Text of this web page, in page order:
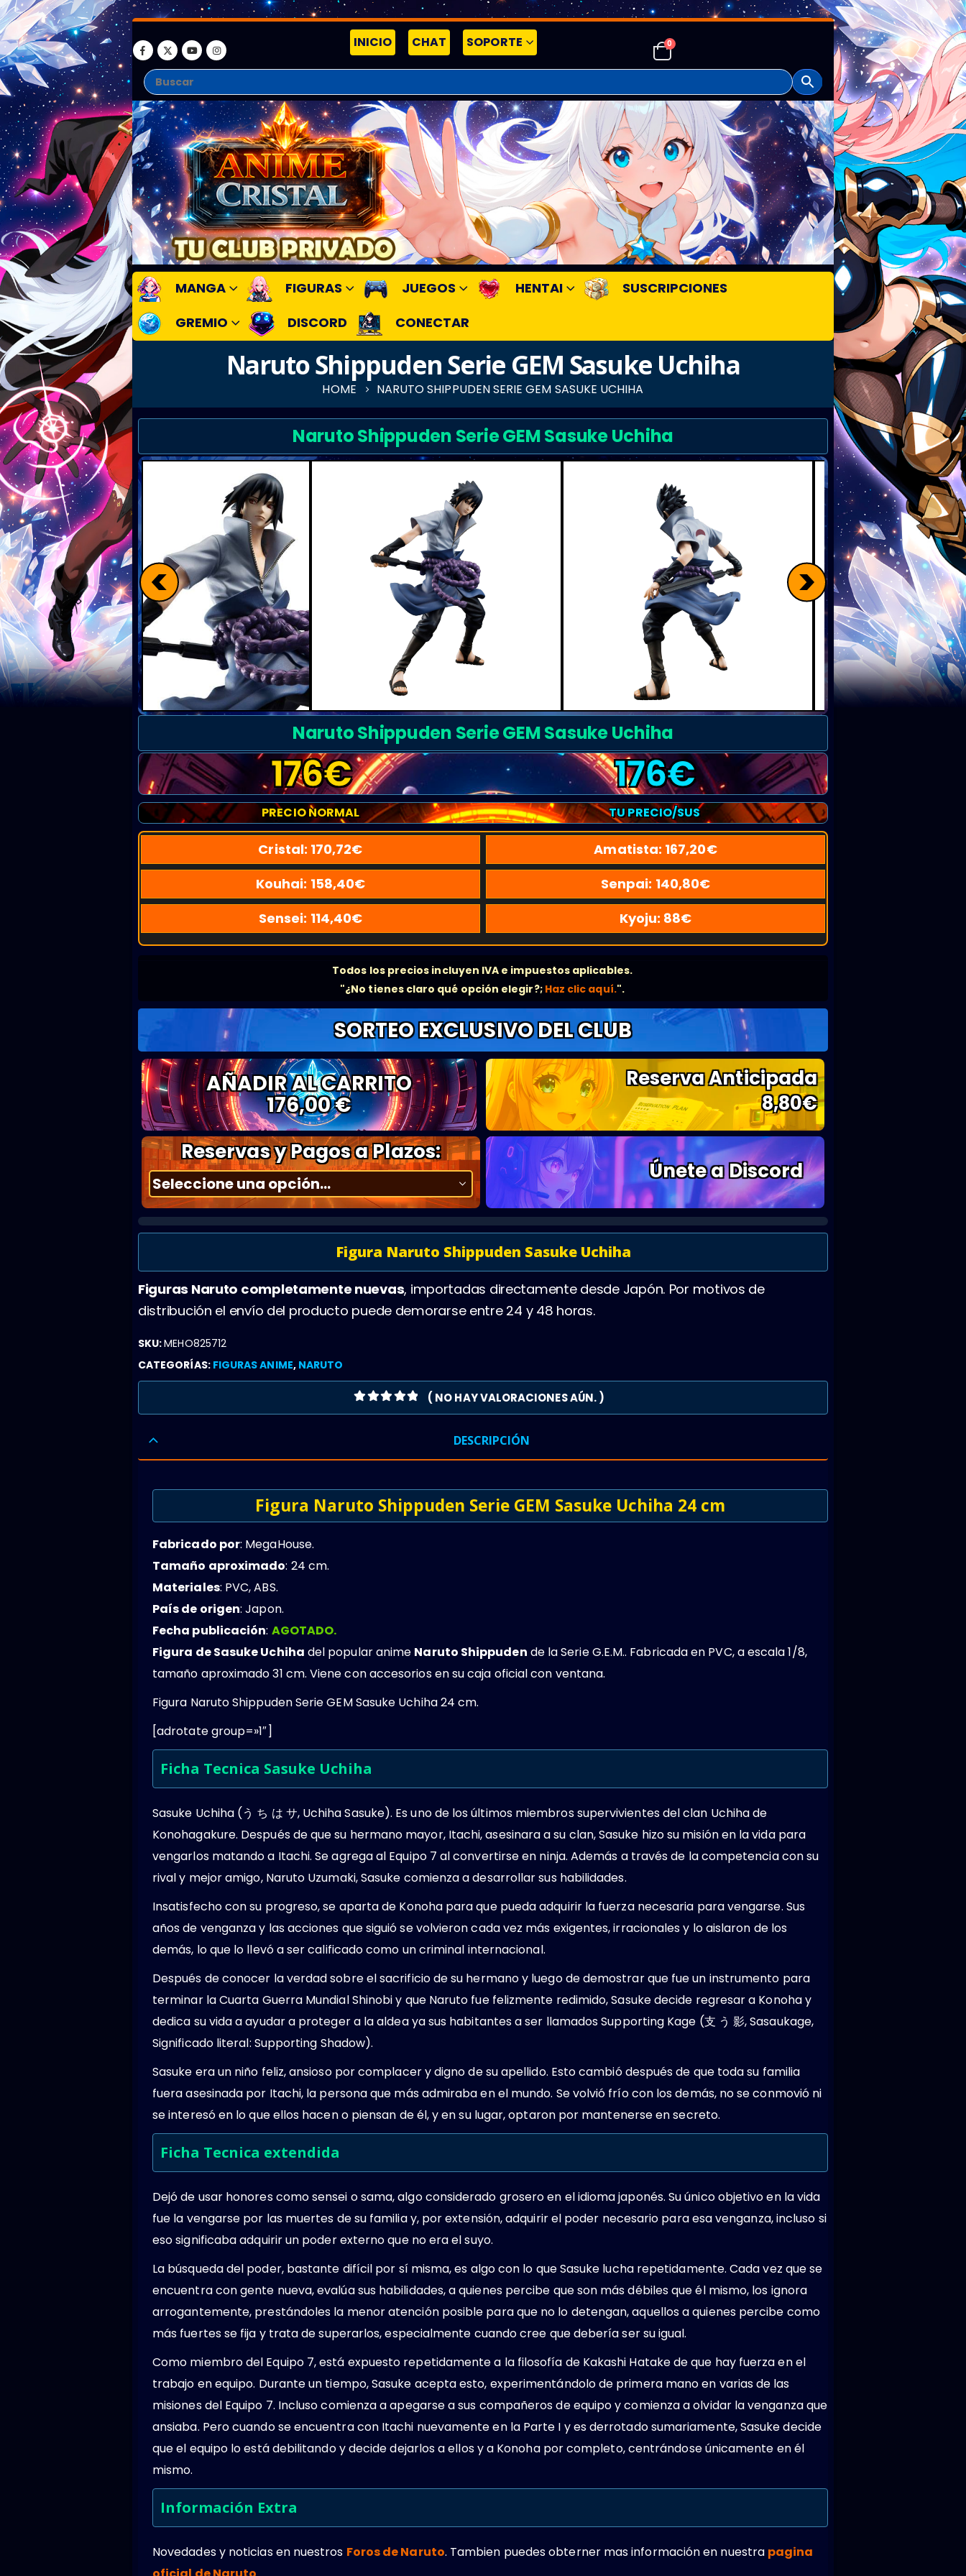
INICIO CHAT SOPORTE 0
MANGA FIGURAS JUEGOS HENTAI
SUSCRIPCIONES
GREMIO
DISCORD CONECTAR
Naruto Shippuden Serie GEM Sasuke Uchiha
HOME NARUTO SHIPPUDEN SERIE GEM SASUKE UCHIHA
Naruto Shippuden Serie GEM Sasuke Uchiha
< >
Naruto Shippuden Serie GEM Sasuke Uchiha
176€ 176€
PRECIO NORMAL TU PRECIO/SUS
Cristal: 170,72€ Amatista: 167,20€
Kouhai: 158,40€ Senpai: 140,80€
Sensei: 114,40€ Kyoju: 88€
Todos los precios incluyen IVA e impuestos aplicables.
"¿No tienes claro qué opción elegir?; Haz clic aquí.".
SORTEO EXCLUSIVO DEL CLUB
AÑADIR AL CARRITO
176,00 €
Reserva Anticipada
8,80€
Reservas y Pagos a Plazos:
Únete a Discord
Figura Naruto Shippuden Sasuke Uchiha
Figuras Naruto completamente nuevas, importadas directamente desde Japón. Por motivos de
distribución el envío del producto puede demorarse entre 24 y 48 horas.
SKU:MEHO825712
CATEGORÍAS: FIGURAS ANIME, NARUTO
0OUT OF 5
( NO HAY VALORACIONES AÚN. )
DESCRIPCIÓN
Figura Naruto Shippuden Serie GEM Sasuke Uchiha 24 cm
Fabricado por: MegaHouse.
Tamaño aproximado: 24 cm.
Materiales: PVC, ABS.
País de origen: Japon.
Fecha publicación: AGOTADO.
Figura de Sasuke Uchiha del popular anime Naruto Shippuden de la Serie G.E.M.. Fabricada en PVC, a escala 1/8,
tamaño aproximado 31 cm. Viene con accesorios en su caja oficial con ventana.
Figura Naruto Shippuden Serie GEM Sasuke Uchiha 24 cm.
[adrotate group=»1″]
Ficha Tecnica Sasuke Uchiha
Sasuke Uchiha (う ち は サ, Uchiha Sasuke). Es uno de los últimos miembros supervivientes del clan Uchiha de
Konohagakure. Después de que su hermano mayor, Itachi, asesinara a su clan, Sasuke hizo su misión en la vida para
vengarlos matando a Itachi. Se agrega al Equipo 7 al convertirse en ninja. Además a través de la competencia con su
rival y mejor amigo, Naruto Uzumaki, Sasuke comienza a desarrollar sus habilidades.
Insatisfecho con su progreso, se aparta de Konoha para que pueda adquirir la fuerza necesaria para vengarse. Sus
años de venganza y las acciones que siguió se volvieron cada vez más exigentes, irracionales y lo aislaron de los
demás, lo que lo llevó a ser calificado como un criminal internacional.
Después de conocer la verdad sobre el sacrificio de su hermano y luego de demostrar que fue un instrumento para
terminar la Cuarta Guerra Mundial Shinobi y que Naruto fue felizmente redimido, Sasuke decide regresar a Konoha y
dedica su vida a ayudar a proteger a la aldea ya sus habitantes a ser llamados Supporting Kage (支 う 影, Sasaukage,
Significado literal: Supporting Shadow).
Sasuke era un niño feliz, ansioso por complacer y digno de su apellido. Esto cambió después de que toda su familia
fuera asesinada por Itachi, la persona que más admiraba en el mundo. Se volvió frío con los demás, no se conmovió ni
se interesó en lo que ellos hacen o piensan de él, y en su lugar, optaron por mantenerse en secreto.
Ficha Tecnica extendida
Dejó de usar honores como sensei o sama, algo considerado grosero en el idioma japonés. Su único objetivo en la vida
fue la vengarse por las muertes de su familia y, por extensión, adquirir el poder necesario para esa venganza, incluso si
eso significaba adquirir un poder externo que no era el suyo.
La búsqueda del poder, bastante difícil por sí misma, es algo con lo que Sasuke lucha repetidamente. Cada vez que se
encuentra con gente nueva, evalúa sus habilidades, a quienes percibe que son más débiles que él mismo, los ignora
arrogantemente, prestándoles la menor atención posible para que no lo detengan, aquellos a quienes percibe como
más fuertes se fija y trata de superarlos, especialmente cuando cree que debería ser su igual.
Como miembro del Equipo 7, está expuesto repetidamente a la filosofía de Kakashi Hatake de que hay fuerza en el
trabajo en equipo. Durante un tiempo, Sasuke acepta esto, experimentándolo de primera mano en varias de las
misiones del Equipo 7. Incluso comienza a apegarse a sus compañeros de equipo y comienza a olvidar la venganza que
ansiaba. Pero cuando se encuentra con Itachi nuevamente en la Parte I y es derrotado sumariamente, Sasuke decide
que el equipo lo está debilitando y decide dejarlos a ellos y a Konoha por completo, centrándose únicamente en él
mismo.
Información Extra
Novedades y noticias en nuestros Foros de Naruto. Tambien puedes obterner mas información en nuestra pagina